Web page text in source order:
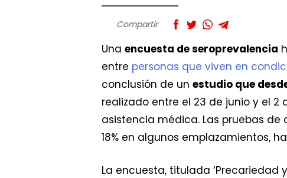
Compartir
Una encuesta de seroprevalencia
entre personas que viven en
conclusión de un estudio que
realizado entre el 23 de junio y el
asistencia médica. Las pruebas de
18% en algunos emplazamientos,
La encuesta, titulada ‘Precariedad